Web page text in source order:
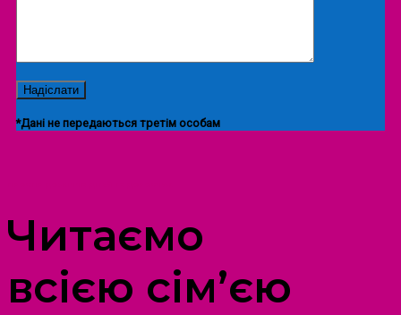
*Дані не передаються третім особам
Читаємо
всією сім’єю